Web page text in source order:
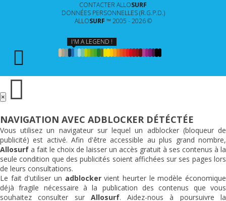
CONTACTER ALLOSURF
DONNÉES PERSONNELLES (R.G.P.D.)
ALLOSURF ™ 2005 - 2026 ©
I'M A LEGEND !
×
NAVIGATION AVEC ADBLOCKER DÉTÉCTÉE
Vous utilisez un navigateur sur lequel un adblocker (bloqueur de
publicité) est activé. Afin d'être accessible au plus grand nombre,
Allosurf a fait le choix de laisser un accès gratuit à ses contenus à la
seule condition que des publicités soient affichées sur ses pages lors
de leurs consultations.
Le fait d'utiliser un adblockervient heurter le modèle économique
déjà fragile nécessaire à la publication des contenus que vous
souhaitez consulter sur Allosurf. Aidez-nous à poursuivre la